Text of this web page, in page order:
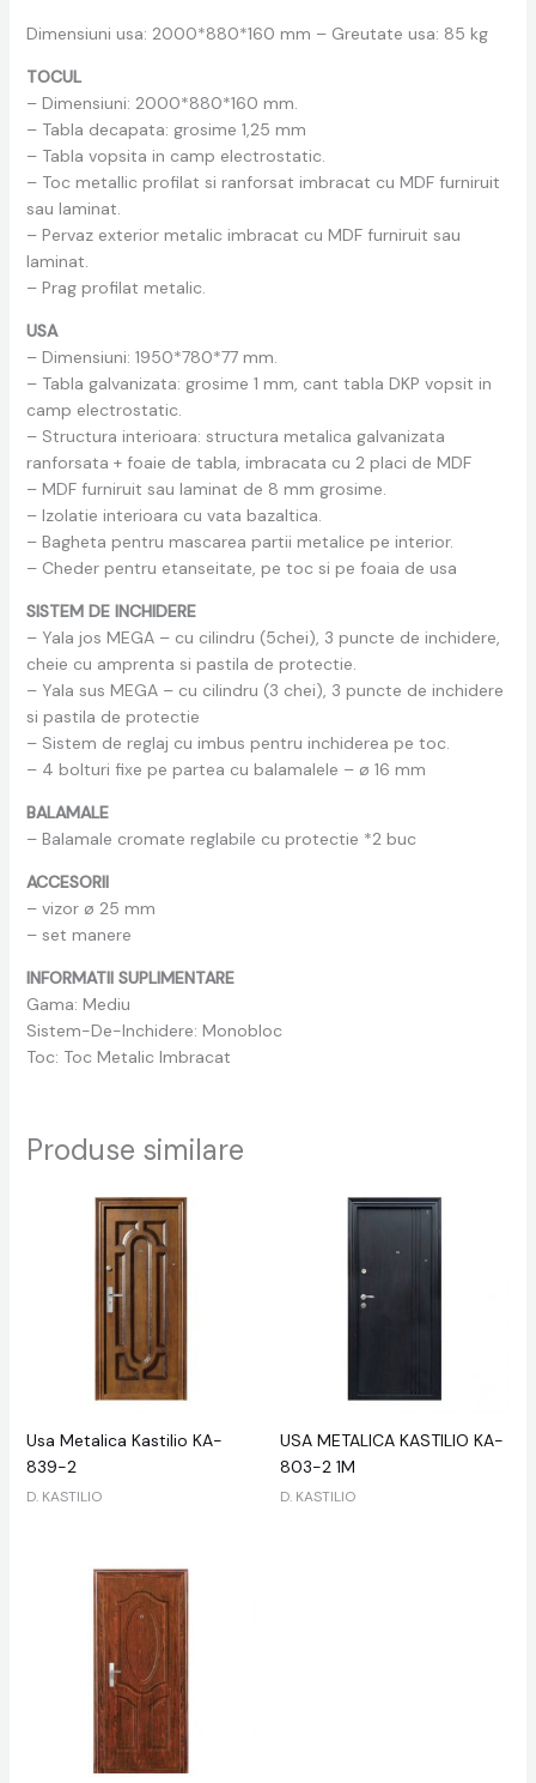
Dimensiuni usa: 2000*880*160 mm – Greutate usa: 85 kg
TOCUL
– Dimensiuni: 2000*880*160 mm.
– Tabla decapata: grosime 1,25 mm
– Tabla vopsita in camp electrostatic.
– Toc metallic profilat si ranforsat imbracat cu MDF furniruit
sau laminat.
– Pervaz exterior metalic imbracat cu MDF furniruit sau
laminat.
– Prag profilat metalic.
USA
– Dimensiuni: 1950*780*77 mm.
– Tabla galvanizata: grosime 1 mm, cant tabla DKP vopsit in
camp electrostatic.
– Structura interioara: structura metalica galvanizata
ranforsata + foaie de tabla, imbracata cu 2 placi de MDF
– MDF furniruit sau laminat de 8 mm grosime.
– Izolatie interioara cu vata bazaltica.
– Bagheta pentru mascarea partii metalice pe interior.
– Cheder pentru etanseitate, pe toc si pe foaia de usa
SISTEM DE INCHIDERE
– Yala jos MEGA – cu cilindru (5chei), 3 puncte de inchidere,
cheie cu amprenta si pastila de protectie.
– Yala sus MEGA – cu cilindru (3 chei), 3 puncte de inchidere
si pastila de protectie
– Sistem de reglaj cu imbus pentru inchiderea pe toc.
– 4 bolturi fixe pe partea cu balamalele – ø 16 mm
BALAMALE
– Balamale cromate reglabile cu protectie *2 buc
ACCESORII
– vizor ø 25 mm
– set manere
INFORMATII SUPLIMENTARE
Gama: Mediu
Sistem-De-Inchidere: Monobloc
Toc: Toc Metalic Imbracat
Produse similare
Usa Metalica Kastilio KA-
839-2
D. KASTILIO
USA METALICA KASTILIO KA-
803-2 1M
D. KASTILIO